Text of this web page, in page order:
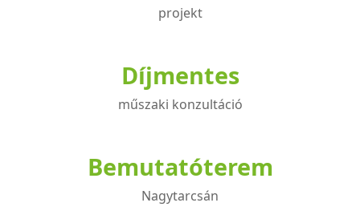
projekt
Díjmentes
műszaki konzultáció
Bemutatóterem
Nagytarcsán